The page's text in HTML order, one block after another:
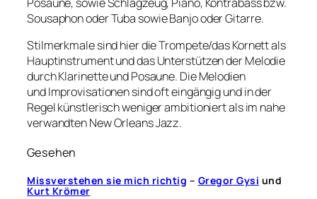
Sousaphon oder Tuba sowie Banjo oder Gitarre.
Stilmerkmale sind hier die Trompete/das Kornett als
Hauptinstrument und das Unterstützen der Melodie
durch Klarinette und Posaune. Die Melodien
und Improvisationen sind oft eingängig und in der
Regel künstlerisch weniger ambitioniert als im nahe
verwandten New Orleans Jazz.
Gesehen
Missverstehen sie mich richtig – Gregor Gysi und
Kurt Krömer